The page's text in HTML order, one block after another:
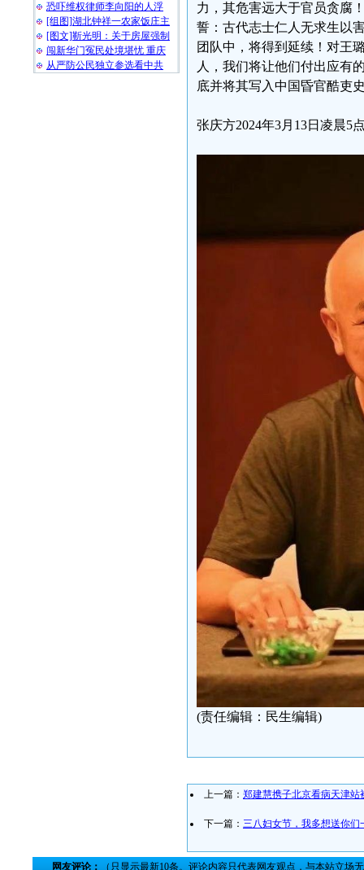
恐吓维权律师李向阳的人浮
[组图]湖北钟祥一农家饭庄主
[图文]靳光明：关于房屋强制
闯新华门冤民处境堪忧 重庆
从严防公民独立参选看中共
力，其危害远大于官员贪腐
誓：古代志士仁人无求生以
团队中，将得到延续！对王
人，我们将让他们付出应有
底并将其写入中国昏官酷吏
张庆方2024年3月13日凌晨5
(责任编辑：民生编辑)
上一篇： 郑建慧携子北京看病天津站
下一篇： 三八妇女节，我多想送你们
网友评论： （只显示最新10条。评论内容只代表网友观点，与本站立场